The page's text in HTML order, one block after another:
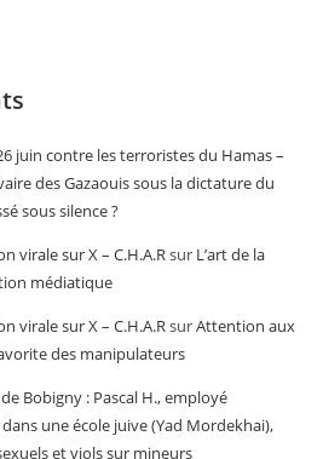
juin contre les terroristes du Hamas –
des Gazaouis sous la dictature du
sous silence ?
virale sur X – C.H.A.Rsur L’art de la
médiatique
virale sur X – C.H.A.RsurAttention aux
des manipulateurs
Bobigny : Pascal H., employé
une école juive (Yad Mordekhai),
et viols sur mineurs